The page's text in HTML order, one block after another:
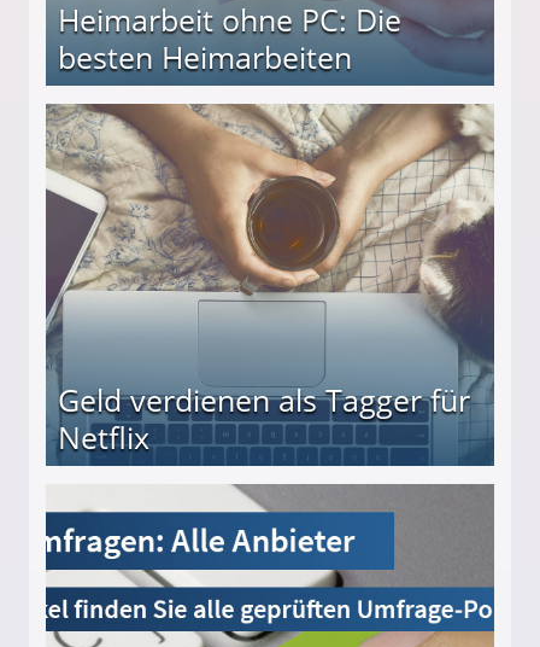
Heimarbeit ohne PC: Die
besten Heimarbeiten
Geld verdienen als Tagger für
Netflix